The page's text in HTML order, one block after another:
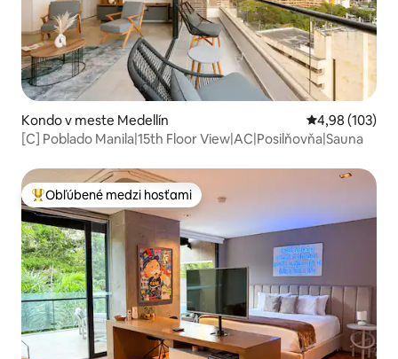
Kondo v meste Medellín Priemerné
4,98 (103)
[C] Poblado Manila|15th Floor View|AC|Posilňovňa|Sauna
Najobľúbenejšie medzi hosťami
Obľúbené medzi hosťami